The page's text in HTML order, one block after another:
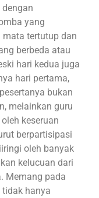
yang
tertutup dan
berbeda atau
hari kedua juga
hari pertama,
bukan
melainkan guru
keseruan
berpartisipasi
oleh banyak
kelucuan dari
Memang pada
hanya